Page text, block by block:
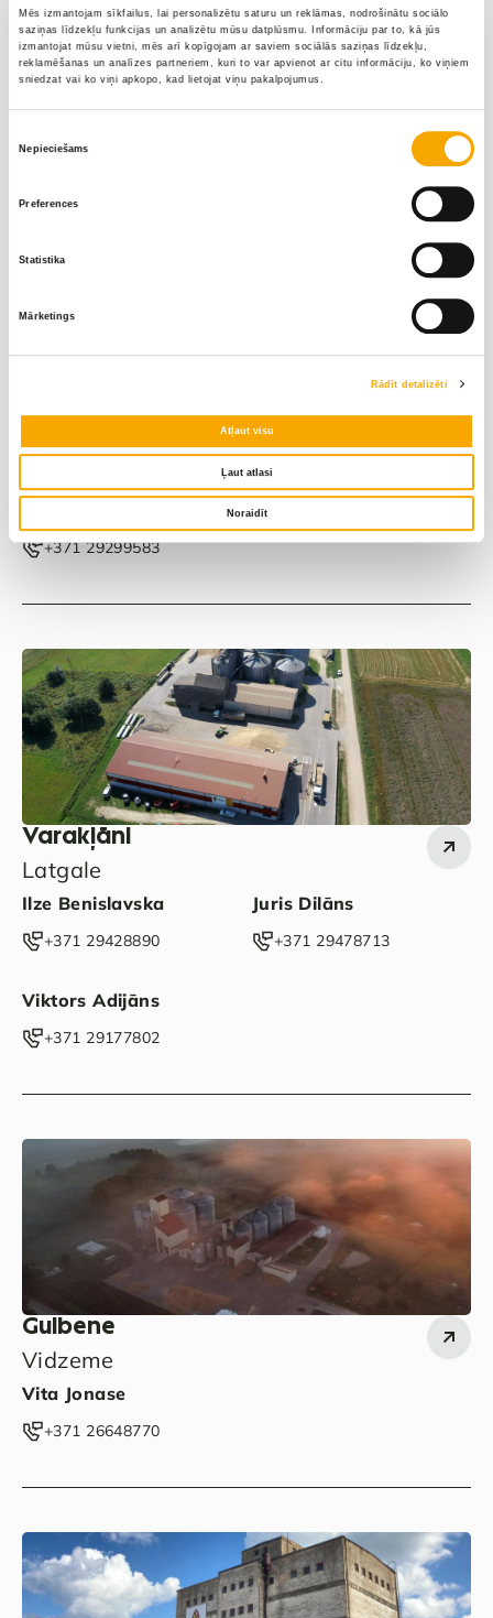
Mēs izmantojam sīkfailus, lai personalizētu saturu un reklāmas, nodrošinātu sociālo
saziņas līdzekļu funkcijas un analizētu mūsu datplūsmu. Informāciju par to, kā jūs
izmantojat mūsu vietni, mēs arī kopīgojam ar saviem sociālās saziņas līdzekļu,
reklamēšanas un analīzes partneriem, kuri to var apvienot ar citu informāciju, ko viņiem
sniedzat vai ko viņi apkopo, kad lietojat viņu pakalpojumus.
izvēle
Nepieciešams
Preferences
Statistika
Mārketings
Rādīt detalizēti
Atļaut visu
Ļaut atlasi
Noraidīt
Valmiera
Līga Vektere
‭+371 26395169‬ ‭+371 26677531‬
Elīna Prudņikoviča
+371 26452660‬
Juris Liepa
‭+371 29354304‬
+371 29299583
Varakļāni
Latgale
Ilze Benislavska
‭+371 29428890‬
Juris Dilāns
‭+371 29478713‬
Viktors Adijāns
‭+371 29177802‬
Gulbene
Vidzeme
Vita Jonase
‭+371 26648770‬